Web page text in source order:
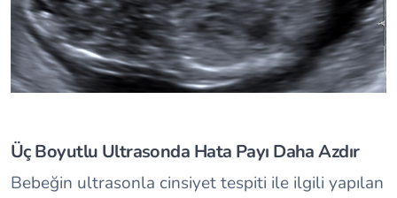
Üç Boyutlu Ultrasonda Hata Payı Daha Azdır
Bebeğin ultrasonla cinsiyet tespiti ile ilgili yapılan